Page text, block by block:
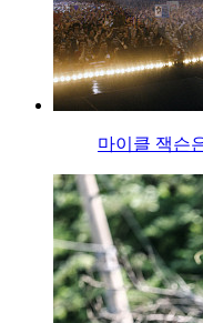
마이클 잭슨